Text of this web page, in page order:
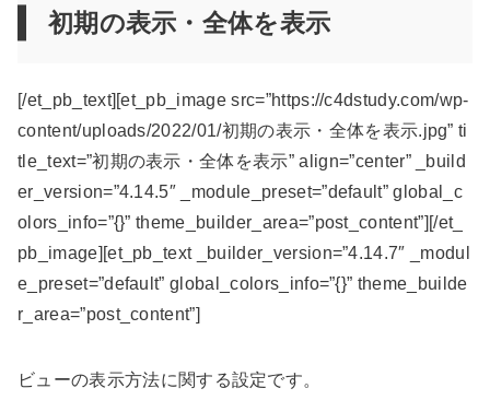
初期の表示・全体を表示
[/et_pb_text][et_pb_image src=”https://c4dstudy.com/wp-
content/uploads/2022/01/初期の表示・全体を表示.jpg” ti
tle_text=”初期の表示・全体を表示” align=”center” _build
er_version=”4.14.5″ _module_preset=”default” global_c
olors_info=”{}” theme_builder_area=”post_content”][/et_
pb_image][et_pb_text _builder_version=”4.14.7″ _modul
e_preset=”default” global_colors_info=”{}” theme_builde
r_area=”post_content”]
ビューの表示方法に関する設定です。